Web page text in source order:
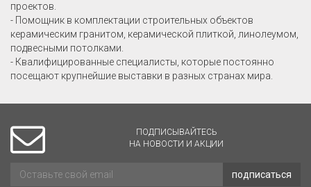
проектов.
- Помощник в комплектации строительных объектов
керамическим гранитом, керамической плиткой, линолеумом,
подвесными потолками.
- Квалифицированные специалисты, которые постоянно
посещают крупнейшие выставки в разных странах мира.
ПОДПИСЫВАЙТЕСЬ
НА НОВОСТИ И АКЦИИ
подписаться